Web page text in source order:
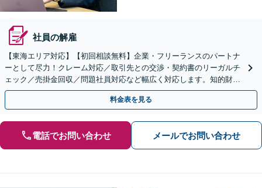
社員の解雇
【東海エリア対応】【初回相談無料】企業・フリーランスのパートナ
ーとして尽力！クレーム対応／取引先との交渉・契約書のリーガルチ
ェック／売掛金回収／問題社員対応など幅広く対応します。知的財産
権の相談もお任せ！【顧問契約も受付中】【完全個室】
料金表を見る
電話でお問い合わせ メールでお問い合わせ